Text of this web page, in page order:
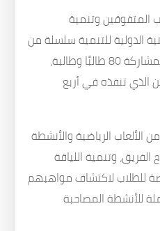
المتفوقين وتنمية
الدولية للتنمية سلسلة من
الأنشطة الرياضية المتنوعة، بمشاركة 80 طالبًا وطالبة،
الذي تنفذه في أربع
الرياضية والأنشطة
وتنمية اللياقة
للطلاب لاكتشاف مواهبهم
للأنشطة المصاحبة